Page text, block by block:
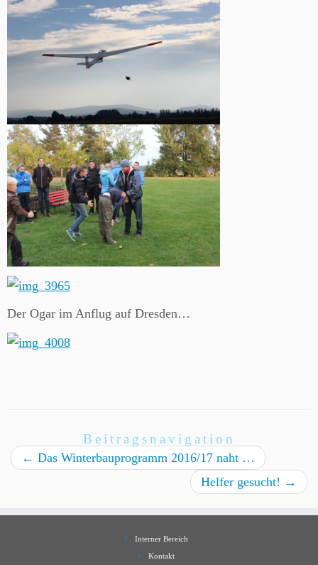
Der Ogar im Anflug auf Dresden…
Beitragsnavigation
← Das Winterbauprogramm 2016/17 naht …
Helfer gesucht! →
Interner Bereich
Kontakt